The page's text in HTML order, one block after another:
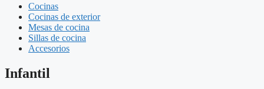
Cocinas
Cocinas de exterior
Mesas de cocina
Sillas de cocina
Accesorios
Infantil